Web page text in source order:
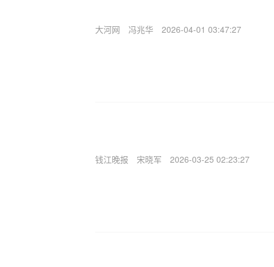
大河网 冯兆华 2026-04-01 03:47:27
钱江晚报 宋晓军 2026-03-25 02:23:27